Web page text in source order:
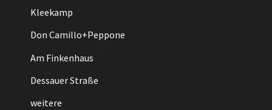
Kleekamp
Don Camillo+Peppone
Am Finkenhaus
Dessauer Straße
weitere